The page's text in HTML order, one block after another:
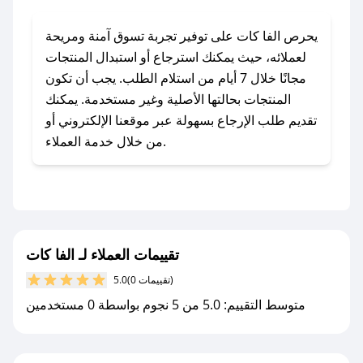
### كيف تحصل على كوبونات خصم حصرية من الفا
كات؟
للحصول على كوبونات وخصومات حصرية، قم بما
يلي:
- اضغط على أيقونة متابعة لمتجر الفا كات في تطبيق
صحصح.
مع صحصح، تسوق بذكاء ووفّر على كل مشترياتك مع
يحرص الفا كات على توفير تجربة تسوق آمنة ومريحة
لعملائه، حيث يمكنك استرجاع أو استبدال المنتجات
مجانًا خلال 7 أيام من استلام الطلب. يجب أن تكون
المنتجات بحالتها الأصلية وغير مستخدمة. يمكنك
تقديم طلب الإرجاع بسهولة عبر موقعنا الإلكتروني أو
من خلال خدمة العملاء.
تقييمات العملاء لـ الفا كات
5.0 (0 تقييمات)
متوسط التقييم: 5.0 من 5 نجوم بواسطة 0 مستخدمين